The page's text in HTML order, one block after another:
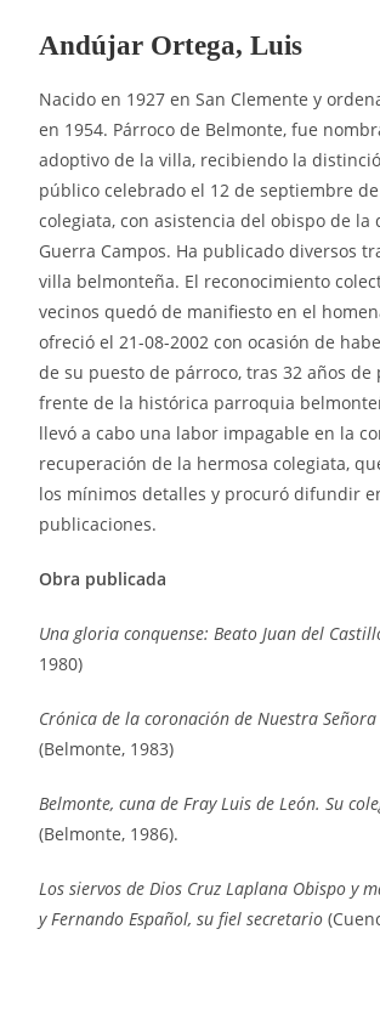
Andújar Ortega, Luis
Nacido en 1927 en San Clemente y
en 1954. Párroco de Belmonte, fue
adoptivo de la villa, recibiendo la
público celebrado el 12 de septiembre
colegiata, con asistencia del obispo de la
Guerra Campos. Ha publicado diversos
villa belmonteña. El reconocimiento
vecinos quedó de manifiesto en el
ofreció el 21-08-2002 con ocasión de
de su puesto de párroco, tras 32 años de
frente de la histórica parroquia
llevó a cabo una labor impagable en la
recuperación de la hermosa colegiata,
los mínimos detalles y procuró difundir
publicaciones.
Obra publicada
Una gloria conquense: Beato Juan del
1980)
Crónica de la coronación de Nuestra
(Belmonte, 1983)
Belmonte, cuna de Fray Luis de León. Su
(Belmonte, 1986).
Los siervos de Dios Cruz Laplana Obispo y
y Fernando Español, su fiel secretario